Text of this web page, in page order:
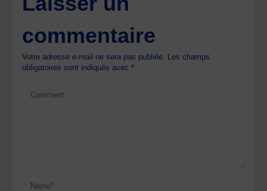
commentaire
Votre adresse e-mail ne sera pas publiée.
Les champs
obligatoires sont indiqués avec*